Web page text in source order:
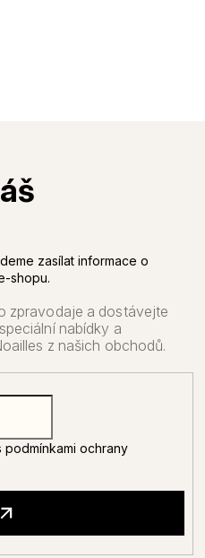
zasílat informace o
shopu.
podmínkami ochrany